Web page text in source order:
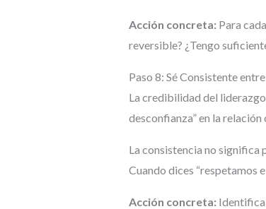
Acción concreta: Para
reversible? ¿Tengo
Paso 8: Sé Consistente
La credibilidad del
desconfianza” en la relación
La consistencia no significa
Cuando dices “respetamos
Acción concreta: Identifica